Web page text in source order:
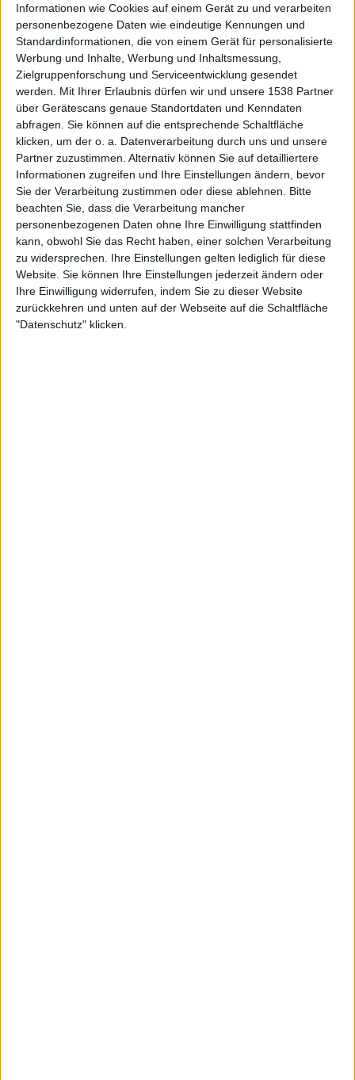
Informationen wie Cookies auf einem Gerät zu und verarbeiten
personenbezogene Daten wie eindeutige Kennungen und
Standardinformationen, die von einem Gerät für personalisierte
Werbung und Inhalte, Werbung und Inhaltsmessung,
Zielgruppenforschung und Serviceentwicklung gesendet
werden.
Mit Ihrer Erlaubnis dürfen wir und unsere 1538 Partner
über Gerätescans genaue Standortdaten und Kenndaten
abfragen. Sie können auf die entsprechende Schaltfläche
klicken, um der o. a. Datenverarbeitung durch uns und unsere
Partner zuzustimmen. Alternativ können Sie auf detailliertere
Informationen zugreifen und Ihre Einstellungen ändern, bevor
Sie der Verarbeitung zustimmen oder diese ablehnen.
Bitte
beachten Sie, dass die Verarbeitung mancher
personenbezogenen Daten ohne Ihre Einwilligung stattfinden
kann, obwohl Sie das Recht haben, einer solchen Verarbeitung
zu widersprechen. Ihre Einstellungen gelten lediglich für diese
Website. Sie können Ihre Einstellungen jederzeit ändern oder
Ihre Einwilligung widerrufen, indem Sie zu dieser Website
zurückkehren und unten auf der Webseite auf die Schaltfläche
"Datenschutz" klicken.
Eine Band, zwei Bässe, sechs Musiker: Anna (Gesang), Kari
(Gesang), Tuomas (Bass), Juha (Bass), Hanna ...
Interview
Amanda Palmer
Interview mit Amanda Palmer